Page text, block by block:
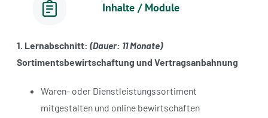
Inhalte / Module
1. Lernabschnitt: (Dauer: 11 Monate)
Sortimentsbewirtschaftung und Vertragsanbahnung
Waren- oder Dienstleistungssortiment
mitgestalten und online bewirtschaften